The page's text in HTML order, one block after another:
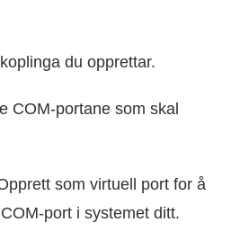
du opprettar.
COM-portane som skal
som virtuell port for å
port i systemet ditt.